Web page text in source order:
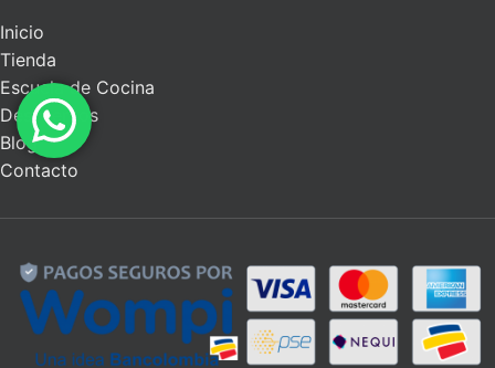
Inicio
Tienda
Escuela de Cocina
Descuentos
Blog
Contacto